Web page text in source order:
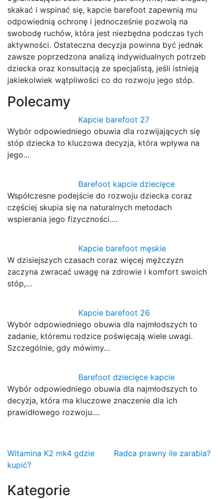
skakać i wspinać się, kapcie barefoot zapewnią mu
odpowiednią ochronę i jednocześnie pozwolą na
swobodę ruchów, która jest niezbędna podczas tych
aktywności. Ostateczna decyzja powinna być jednak
zawsze poprzedzona analizą indywidualnych potrzeb
dziecka oraz konsultacją ze specjalistą, jeśli istnieją
jakiekolwiek wątpliwości co do rozwoju jego stóp.
Polecamy
Kapcie barefoot 27
Wybór odpowiedniego obuwia dla rozwijających się
stóp dziecka to kluczowa decyzja, która wpływa na
jego…
Barefoot kapcie dziecięce
Współczesne podejście do rozwoju dziecka coraz
częściej skupia się na naturalnych metodach
wspierania jego fizyczności.…
Kapcie barefoot męskie
W dzisiejszych czasach coraz więcej mężczyzn
zaczyna zwracać uwagę na zdrowie i komfort swoich
stóp,…
Kapcie barefoot 26
Wybór odpowiedniego obuwia dla najmłodszych to
zadanie, któremu rodzice poświęcają wiele uwagi.
Szczególnie, gdy mówimy…
Barefoot dziecięce kapcie
Wybór odpowiedniego obuwia dla najmłodszych to
decyzja, która ma kluczowe znaczenie dla ich
prawidłowego rozwoju.…
Nawigacja
wpisu
Witamina K2 mk4 gdzie
kupić?
Radca prawny ile zarabia?
Kategorie